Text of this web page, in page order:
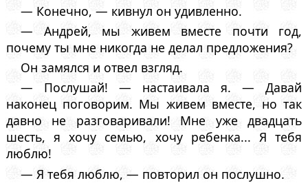
— Конечно, — кивнул он удивленно.
— Андрей, мы живем вместе почти год,
почему ты мне никогда не делал предложения?
Он замялся и отвел взгляд.
— Послушай! — настаивала я. — Давай
наконец поговорим. Мы живем вместе, но так
давно не разговаривали! Мне уже двадцать
шесть, я хочу семью, хочу ребенка... Я тебя
люблю!
— Я тебя люблю, — повторил он послушно.